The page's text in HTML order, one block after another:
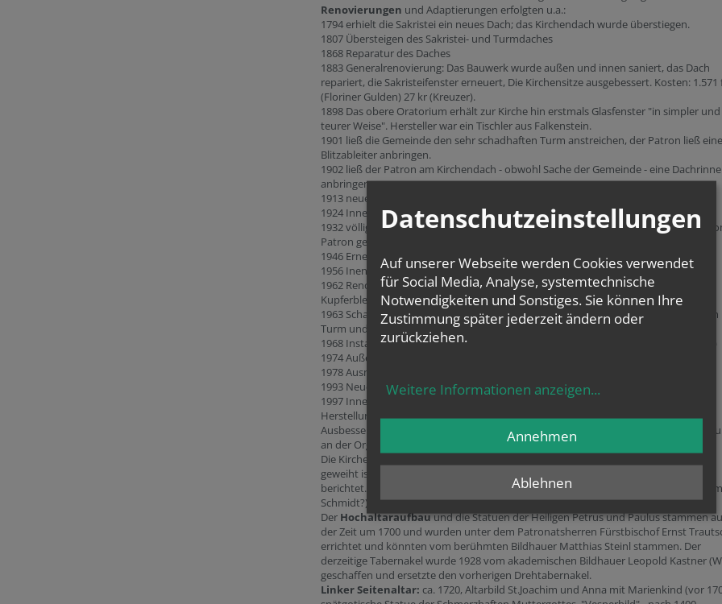
Renovierungen und Adaptierungen erfolgten u.a.:
1794 erhielt die Sakristei ein neues Dach; das Kirchendach wurde überstiegen.
1807 Übersteigen des Sakristei- und Turmdaches
1868 Reparatur des Daches
1883 Generalrenovierung: Das Bauwerk wurde außen und innen saniert, das Dach
repariert, die Sakristeifenster erneuert, Die Kirchensitze ausgebessert. Kosten: 1.571
(Floriner Gulden) 27 kr (Kreuzer).
1898 Das obere Oratorium erhält zur Kirche hin erstmals Glasfenster "in simpler und
teurer Weise". Hersteller war ein Tischler aus Falkenstein.
1901 ließ die Gemeinde den sehr schadhaften Turm anstreichen, der Patron ließ
Blitzableiter anbringen.
1902 ließ der Patron am Kirchendach - obwohl Sache der Gemeinde - eine Dachrinne
anbringen.
1913 neue Turmuhr von Gemeinde
1924 Innenrenovierung. Kosten 40 Mio. Kronen
1932 völlige Erneuerung des Außenverputzes, die Kosten von ATS 2.400,- wurden
Patron getragen; Turmrenovierung durch die Gemeinde (ATS 1.413,-).
1946 Erneuerung der fünf Kirchenfenster
1956 Inenrenovierung, neue Elektroinstallationen
1962 Renovierung des Kirchturmes, Verschalung des Turmhelmes und Auflage von
Kupferblech
1963 Schaffung eines neuen Portals im Turm und Zubau eines neuen Aufgangs zum
Turm und Chorempore
1968 Installierung einer Warmwasserheizung für Kirche und Pfarrhof (ATS 135.000,-)
1974 Außenrenovierung der Kirche, Gesamtkosten ATS 346.761,-
1978 Ausmalen der Kirche
1993 Neueindeckung der Kirche, Renovierung der Außenseite
1997 Innenausmalen der Kirche, komplette Erneuerung der Elektroinstallation mit
Herstellung eines zentralen Schaltkastens in der Sakristei für alle Stromabnehmer,
Ausbesserungsarbeiten an der Außenseite und an den Bodensteinplatten,
an der Orgel. Gesamtkosten ATS 513.000,-
Die Kirche ist das einzige Gotteshaus in Österreich, das der hl. Märtyrerin
geweiht ist. Schon 1719 und 1808 wird von einem Hochaltarbild der hl. Dorothea
berichtet. 1883 spendete Graf Max Vrints ein neues Hochaltarbild (gemalt vom
Schmidt?). Was mit dem alten Bild geschah ist unbekannt.
Der Hochaltaraufbauund die Statuen der Heiligen Petrus und Paulus stammen
der Zeit um 1700 und wurden unter dem Patronatsherren Fürstbischof Ernst
errichtet und könnten vom berühmten Bildhauer Matthias Steinl stammen. Der
derzeitige Tabernakel wurde 1928 vom akademischen Bildhauer Leopold Kastner
geschaffen und ersetzte den vorherigen Drehtabernakel.
Linker Seitenaltar: ca. 1720, Altarbild St.Joachim und Anna mit Marienkind (vor
Datenschutzeinstellungen
Auf unserer Webseite werden Cookies verwendet
für Social Media, Analyse, systemtechnische
Notwendigkeiten und Sonstiges. Sie können Ihre
Zustimmung später jederzeit ändern oder
zurückziehen.
Weitere Informationen anzeigen...
Ablehnen
Annehmen